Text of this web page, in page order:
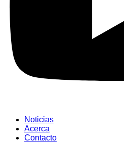
Noticias
Acerca
Contacto